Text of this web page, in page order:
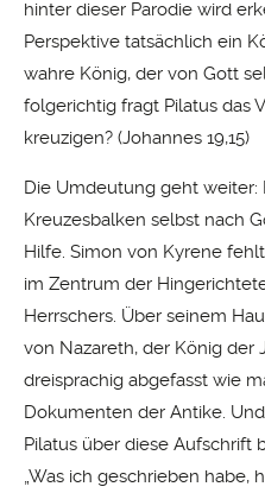
hinter dieser Parodie wird
Perspektive tatsächlich ein
wahre König, der von Gott
folgerichtig fragt Pilatus das
kreuzigen? (Johannes 19,15)
Die Umdeutung geht weiter:
Kreuzesbalken selbst nach
Hilfe. Simon von Kyrene
im Zentrum der
Herrschers. Über seinem
von Nazareth, der König der
dreisprachig abgefasst wie
Dokumenten der Antike.
Pilatus über diese Aufschrift
„Was ich geschrieben habe,